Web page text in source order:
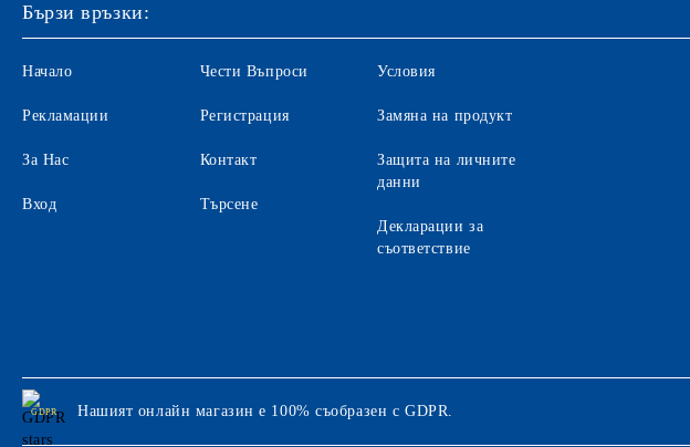
Бързи връзки:
Начало
Рекламации
За Нас
Вход
Чести Въпроси
Регистрация
Контакт
Търсене
Условия
Замяна на продукт
Защита на личните
данни
Декларации за
съответствие
GDPR Нашият онлайн магазин е 100% съобразен с GDPR.